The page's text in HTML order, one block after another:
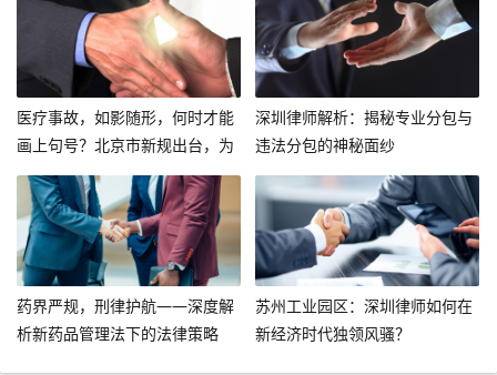
医疗事故，如影随形，何时才能
画上句号？北京市新规出台，为
你揭秘医疗责任事故的界定标
准！
深圳律师解析：揭秘专业分包与
违法分包的神秘面纱
药界严规，刑律护航——深度解
析新药品管理法下的法律策略
苏州工业园区：深圳律师如何在
新经济时代独领风骚？